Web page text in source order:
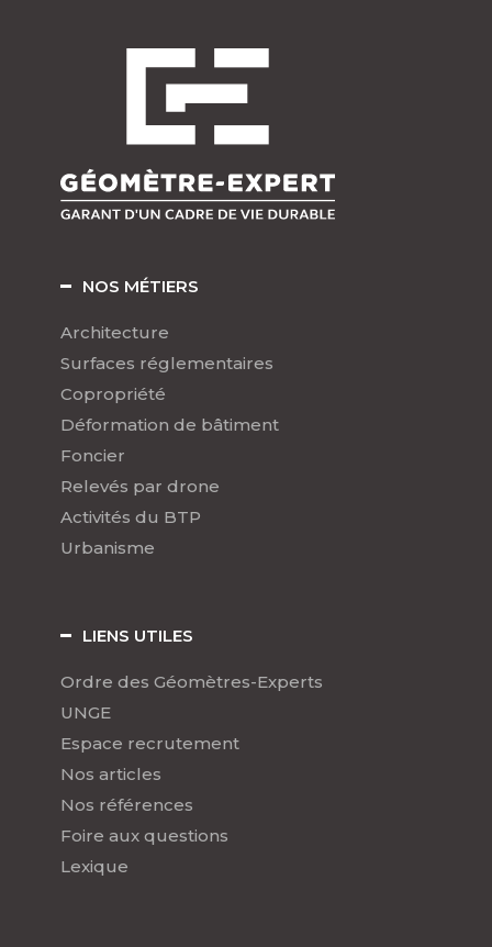
NOS MÉTIERS
Architecture
Surfaces réglementaires
Copropriété
Déformation de bâtiment
Foncier
Relevés par drone
Activités du BTP
Urbanisme
LIENS UTILES
Ordre des Géomètres-Experts
UNGE
Espace recrutement
Nos articles
Nos références
Foire aux questions
Lexique